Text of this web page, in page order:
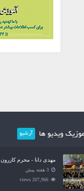
ویدیو ها آرشیو
مهدی دانا - محرم کازرون
3 هفته پیش
207,966 views